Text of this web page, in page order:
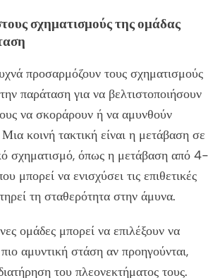
σχηματισμούς της ομάδας
προσαρμόζουν τους σχηματισμούς
παράταση για να βελτιστοποιήσουν
να σκοράρουν ή να αμυνθούν
κοινή τακτική είναι η μετάβαση σε
σχηματισμό, όπως η μετάβαση από 4-
να ενισχύσει τις επιθετικές
τη σταθερότητα στην άμυνα.
ομάδες μπορεί να επιλέξουν να
αμυντική στάση αν προηγούνται,
του πλεονεκτήματος τους.